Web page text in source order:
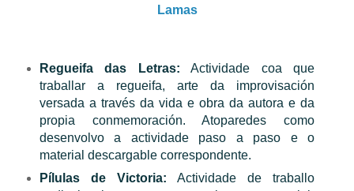
Lamas
Regueifa das Letras: Actividade coa que
traballar a regueifa, arte da improvisación
versada a través da vida e obra da autora e da
propia conmemoración. Atoparedes como
desenvolvo a actividade paso a paso e o
material descargable correspondente.
Pílulas de Victoria: Actividade de traballo